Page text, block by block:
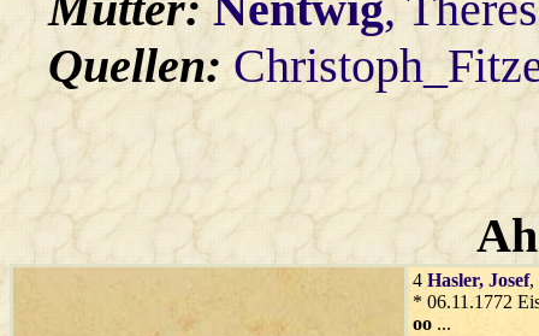
Quellen:
4 Hasler, Josef,
* 06.11.1772
oo ...